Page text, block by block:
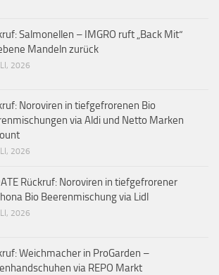
Salmonellen – IMGRO ruft „Back Mit“
Mandeln zurück
2026
Noroviren in tiefgefrorenen Bio
via Aldi und Netto Marken
2026
Rückruf: Noroviren in tiefgefrorener
Bio Beerenmischung via Lidl
2026
Weichmacher in ProGarden –
via REPO Markt